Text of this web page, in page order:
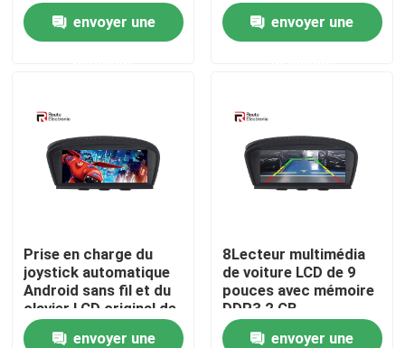
A propos de nous
Contrôle de la qualité
nouvelles
Tous les cas
arrière et joystick
envoyer une
OEM et la caméra
inverse après-vente
envoyer une
Prise en charge du
joystick automatique
Android sans fil et du
clavier LCD original de
8,9 pouces
envoyer une
8Lecteur multimédia
de voiture LCD de 9
pouces avec mémoire
DDR3 2 GB
envoyer une